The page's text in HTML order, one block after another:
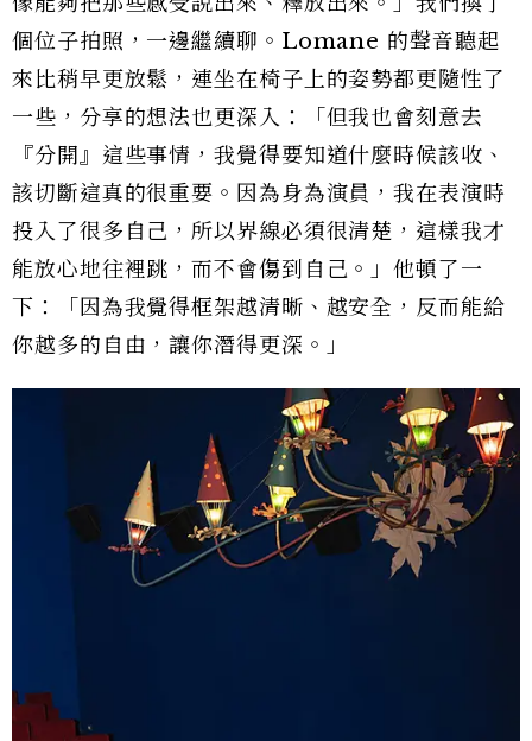
個位子拍照，一邊繼續聊。Lomane 的聲音聽起
來比稍早更放鬆，連坐在椅子上的姿勢都更隨性了
一些，分享的想法也更深入：「但我也會刻意去
『分開』這些事情，我覺得要知道什麼時候該收、
該切斷這真的很重要。因為身為演員，我在表演時
投入了很多自己，所以界線必須很清楚，這樣我才
能放心地往裡跳，而不會傷到自己。」他頓了一
下：「因為我覺得框架越清晰、越安全，反而能給
你越多的自由，讓你潛得更深。」